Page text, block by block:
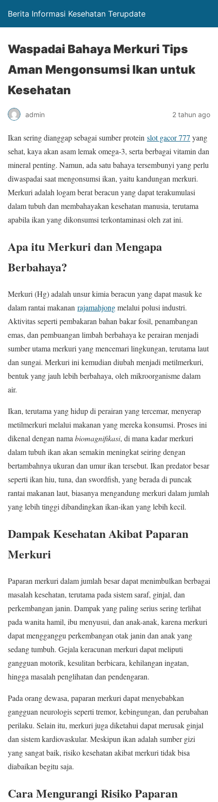
Berita Informasi Kesehatan Terupdate
Waspadai Bahaya Merkuri Tips
Aman Mengonsumsi Ikan untuk
Kesehatan
admin 2 tahun ago
Ikan sering dianggap sebagai sumber protein slot gacor 777 yang
sehat, kaya akan asam lemak omega-3, serta berbagai vitamin dan
mineral penting. Namun, ada satu bahaya tersembunyi yang perlu
diwaspadai saat mengonsumsi ikan, yaitu kandungan merkuri.
Merkuri adalah logam berat beracun yang dapat terakumulasi
dalam tubuh dan membahayakan kesehatan manusia, terutama
apabila ikan yang dikonsumsi terkontaminasi oleh zat ini.
Apa itu Merkuri dan Mengapa
Berbahaya?
Merkuri (Hg) adalah unsur kimia beracun yang dapat masuk ke
dalam rantai makanan rajamahjongmelalui polusi industri.
Aktivitas seperti pembakaran bahan bakar fosil, penambangan
emas, dan pembuangan limbah berbahaya ke perairan menjadi
sumber utama merkuri yang mencemari lingkungan, terutama laut
dan sungai. Merkuri ini kemudian diubah menjadi metilmerkuri,
bentuk yang jauh lebih berbahaya, oleh mikroorganisme dalam
air.
Ikan, terutama yang hidup di perairan yang tercemar, menyerap
metilmerkuri melalui makanan yang mereka konsumsi. Proses ini
dikenal dengan nama biomagnifikasi, di mana kadar merkuri
dalam tubuh ikan akan semakin meningkat seiring dengan
bertambahnya ukuran dan umur ikan tersebut. Ikan predator besar
seperti ikan hiu, tuna, dan swordfish, yang berada di puncak
rantai makanan laut, biasanya mengandung merkuri dalam jumlah
yang lebih tinggi dibandingkan ikan-ikan yang lebih kecil.
Dampak Kesehatan Akibat Paparan
Merkuri
Paparan merkuri dalam jumlah besar dapat menimbulkan berbagai
masalah kesehatan, terutama pada sistem saraf, ginjal, dan
perkembangan janin. Dampak yang paling serius sering terlihat
pada wanita hamil, ibu menyusui, dan anak-anak, karena merkuri
dapat mengganggu perkembangan otak janin dan anak yang
sedang tumbuh. Gejala keracunan merkuri dapat meliputi
gangguan motorik, kesulitan berbicara, kehilangan ingatan,
hingga masalah penglihatan dan pendengaran.
Pada orang dewasa, paparan merkuri dapat menyebabkan
gangguan neurologis seperti tremor, kebingungan, dan perubahan
perilaku. Selain itu, merkuri juga diketahui dapat merusak ginjal
dan sistem kardiovaskular. Meskipun ikan adalah sumber gizi
yang sangat baik, risiko kesehatan akibat merkuri tidak bisa
diabaikan begitu saja.
Cara Mengurangi Risiko Paparan